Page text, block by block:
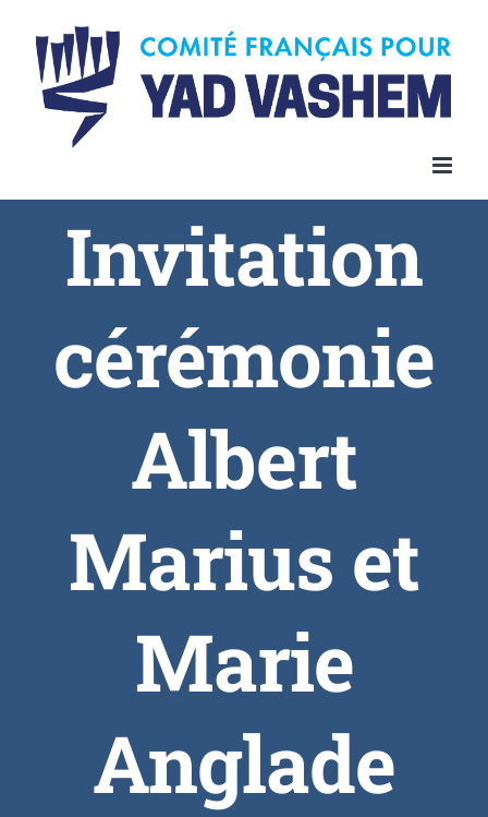
Invitation
cérémonie
Albert
Marius et
Marie
Anglade